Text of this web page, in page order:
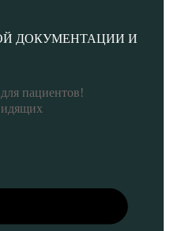
ДОКУМЕНТАЦИИ И
пациентов!